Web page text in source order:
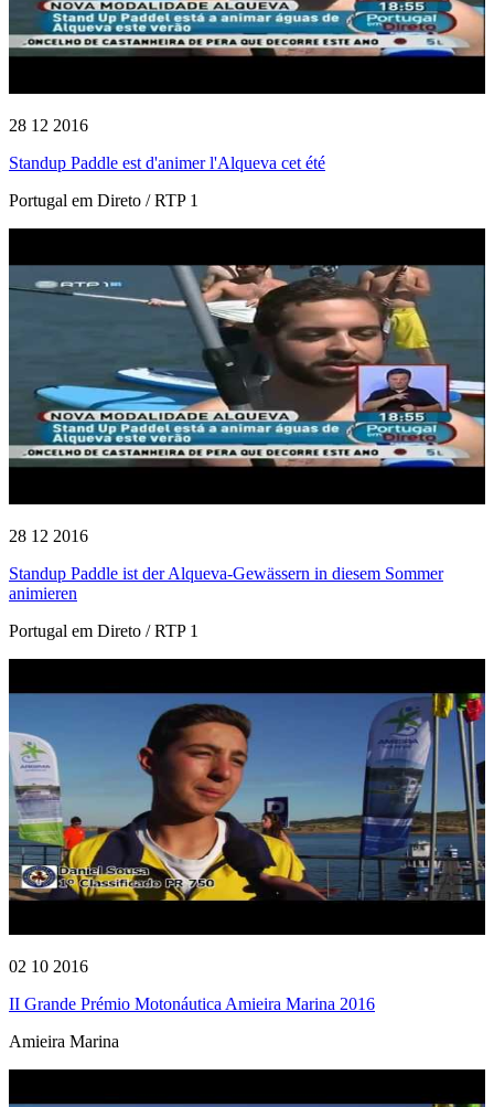
28 12 2016
Standup Paddle est d'animer l'Alqueva cet été
Portugal em Direto / RTP 1
28 12 2016
Standup Paddle ist der Alqueva-Gewässern in diesem Sommer
animieren
Portugal em Direto / RTP 1
02 10 2016
II Grande Prémio Motonáutica Amieira Marina 2016
Amieira Marina